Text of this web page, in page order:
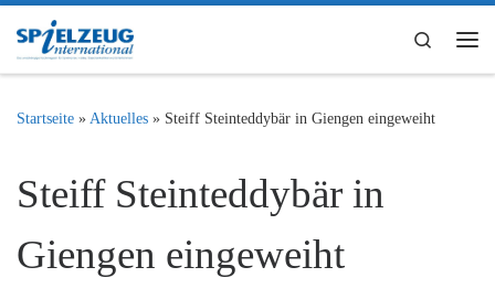
Zum Inhalt springen
Search
Startseite » Aktuelles » Steiff Steinteddybär in Giengen eingeweiht
Steiff Steinteddybär in
Giengen eingeweiht